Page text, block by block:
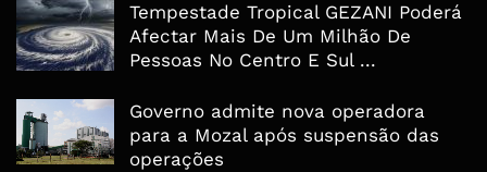
Tempestade Tropical GEZANI Poderá
Afectar Mais De Um Milhão De
Pessoas No Centro E Sul ...
Governo admite nova operadora
para a Mozal após suspensão das
operações